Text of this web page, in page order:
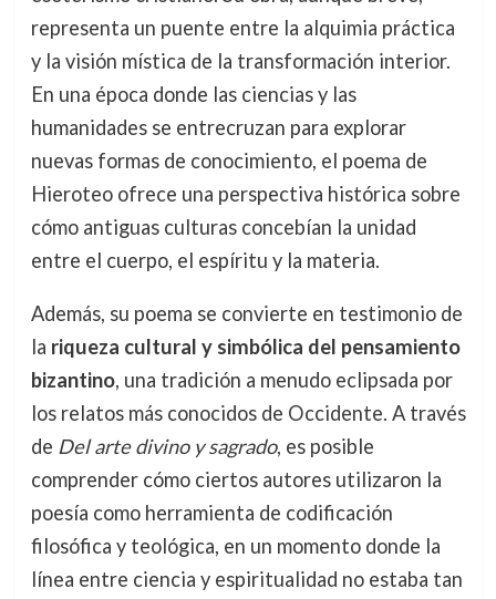
representa un puente entre la alquimia práctica
y la visión mística de la transformación interior.
En una época donde las ciencias y las
humanidades se entrecruzan para explorar
nuevas formas de conocimiento, el poema de
Hieroteo ofrece una perspectiva histórica sobre
cómo antiguas culturas concebían la unidad
entre el cuerpo, el espíritu y la materia.
Además, su poema se convierte en testimonio de
la riqueza cultural y simbólica del pensamiento
bizantino, una tradición a menudo eclipsada por
los relatos más conocidos de Occidente. A través
de Del arte divino y sagrado, es posible
comprender cómo ciertos autores utilizaron la
poesía como herramienta de codificación
filosófica y teológica, en un momento donde la
línea entre ciencia y espiritualidad no estaba tan